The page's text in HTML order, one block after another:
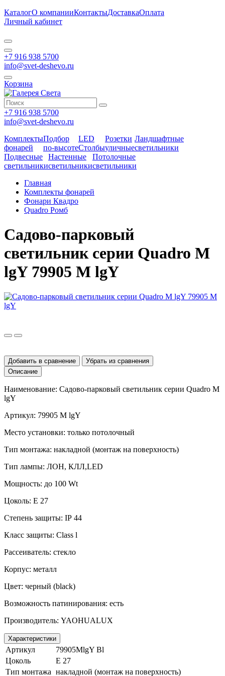
КаталогО компанииКонтактыДоставкаОплата
Личный кабинет
+7 916 938 5700
info@svet-deshevo.ru
Корзина
+7 916 938 5700
info@svet-deshevo.ru
Комплекты
фонарей
Подбор
по-высоте
LED
Столбы
Розетки
уличные
Ландшафтные
светильники
Подвесные
светильники
Настенные
светильники
Потолочные
светильники
Главная
Комплекты фонарей
Фонари Квадро
Quadro Ромб
Садово-парковый
светильник серии Quadro M
lgY 79905 M lgY
Добавить в сравнение
Убрать из сравнения
Описание
Наименование: Садово-парковый светильник серии Quadro M
lgY
Артикул: 79905 M lgY
Место установки: только потолочный
Тип монтажа: накладной (монтаж на поверхность)
Тип лампы: ЛОН, КЛЛ,LED
Мощность: до 100 Wt
Цоколь: E 27
Степень защиты: IP 44
Класс защиты: Class l
Рассеиватель: стекло
Корпус: металл
Цвет: черный (black)
Возможность патинирования: есть
Производитель: YAOHUALUX
Характеристики
Артикул
79905MlgY Bl
Цоколь
E 27
Тип монтажа накладной (монтаж на поверхность)